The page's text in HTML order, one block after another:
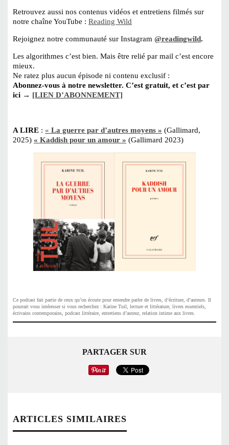
Retrouvez aussi nos contenus vidéos et entretiens filmés sur
notre chaîne YouTube : Reading Wild
Rejoignez notre communauté sur Instagram @readingwild.
Les algorithmes c’est bien. Mais être relié par mail c’est encore
mieux.
Ne ratez plus aucun épisode ni contenu exclusif :
Abonnez-vous à notre newsletter. C’est gratuit, et c’est par
ici → [LIEN D’ABONNEMENT]
A LIRE : « La guerre par d’autres moyens » (Gallimard,
2025) « Kaddish pour un amour » (Gallimard 2023)
Ce podcast fait partie de ceux qu’on écoute pour entendre parler de livres, d’écriture, d’auteurs. Il
pourrait vous intéresser si vous recherchez : Karine Tuil, lecture et littérature, livres essentiels,
écrivains contemporains, podcast littéraire, entretiens d’auteur, relation intime aux livres.
PARTAGER SUR
ARTICLES SIMILAIRES